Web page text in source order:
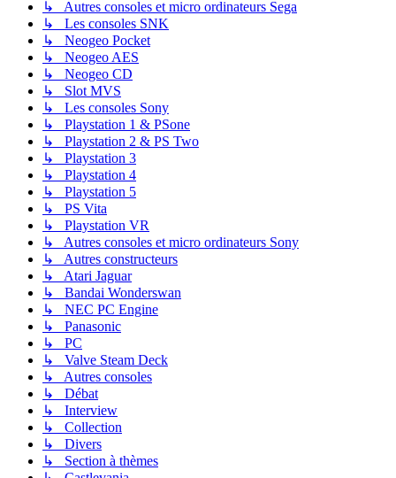
↳ Autres consoles et micro ordinateurs Sega
↳ Les consoles SNK
↳ Neogeo Pocket
↳ Neogeo AES
↳ Neogeo CD
↳ Slot MVS
↳ Les consoles Sony
↳ Playstation 1 & PSone
↳ Playstation 2 & PS Two
↳ Playstation 3
↳ Playstation 4
↳ Playstation 5
↳ PS Vita
↳ Playstation VR
↳ Autres consoles et micro ordinateurs Sony
↳ Autres constructeurs
↳ Atari Jaguar
↳ Bandai Wonderswan
↳ NEC PC Engine
↳ Panasonic
↳ PC
↳ Valve Steam Deck
↳ Autres consoles
↳ Débat
↳ Interview
↳ Collection
↳ Divers
↳ Section à thèmes